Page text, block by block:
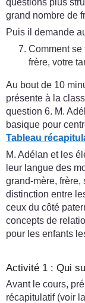
questions plus
grand nombre de
Puis il demande
Comment
frère, votre
Au bout de 10
présente à la
question 6. M.
basique pour
Tableau
M. Adélan et les
leur langue des
grand-mère,
distinction entre
ceux du côté
concepts de
pour les enfants
Activité 1 : Qui
Avant le cours,
récapitulatif (voir la